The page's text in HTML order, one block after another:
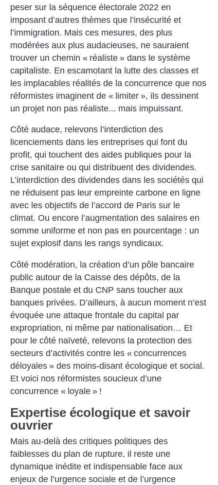
peser sur la séquence électorale 2022 en
imposant d’autres thèmes que l’insécurité et
l’immigration. Mais ces mesures, des plus
modérées aux plus audacieuses, ne sauraient
trouver un chemin « réaliste » dans le système
capitaliste. En escamotant la lutte des classes et
les implacables réalités de la concurrence que nos
réformistes imaginent de « limiter », ils dessinent
un projet non pas réaliste... mais impuissant.
Côté audace, relevons l’interdiction des
licenciements dans les entreprises qui font du
profit, qui touchent des aides publiques pour la
crise sanitaire ou qui distribuent des dividendes.
L’interdiction des dividendes dans les sociétés qui
ne réduisent pas leur empreinte carbone en ligne
avec les objectifs de l’accord de Paris sur le
climat. Ou encore l’augmentation des salaires en
somme uniforme et non pas en pourcentage : un
sujet explosif dans les rangs syndicaux.
Côté modération, la création d’un pôle bancaire
public autour de la Caisse des dépôts, de la
Banque postale et du CNP sans toucher aux
banques privées. D’ailleurs, à aucun moment n’est
évoquée une attaque frontale du capital par
expropriation, ni même par nationalisation… Et
pour le côté naïveté, relevons la protection des
secteurs d’activités contre les « concurrences
déloyales » des moins-disant écologique et social.
Et voici nos réformistes soucieux d’une
concurrence « loyale » !
Expertise écologique et savoir
ouvrier
Mais au-delà des critiques politiques des
faiblesses du plan de rupture, il reste une
dynamique inédite et indispensable face aux
enjeux de l’urgence sociale et de l’urgence